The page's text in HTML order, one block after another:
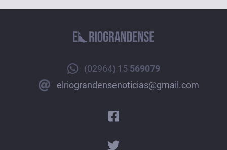
(02964) 15 569079
elriograndensenoticias@gmail.com